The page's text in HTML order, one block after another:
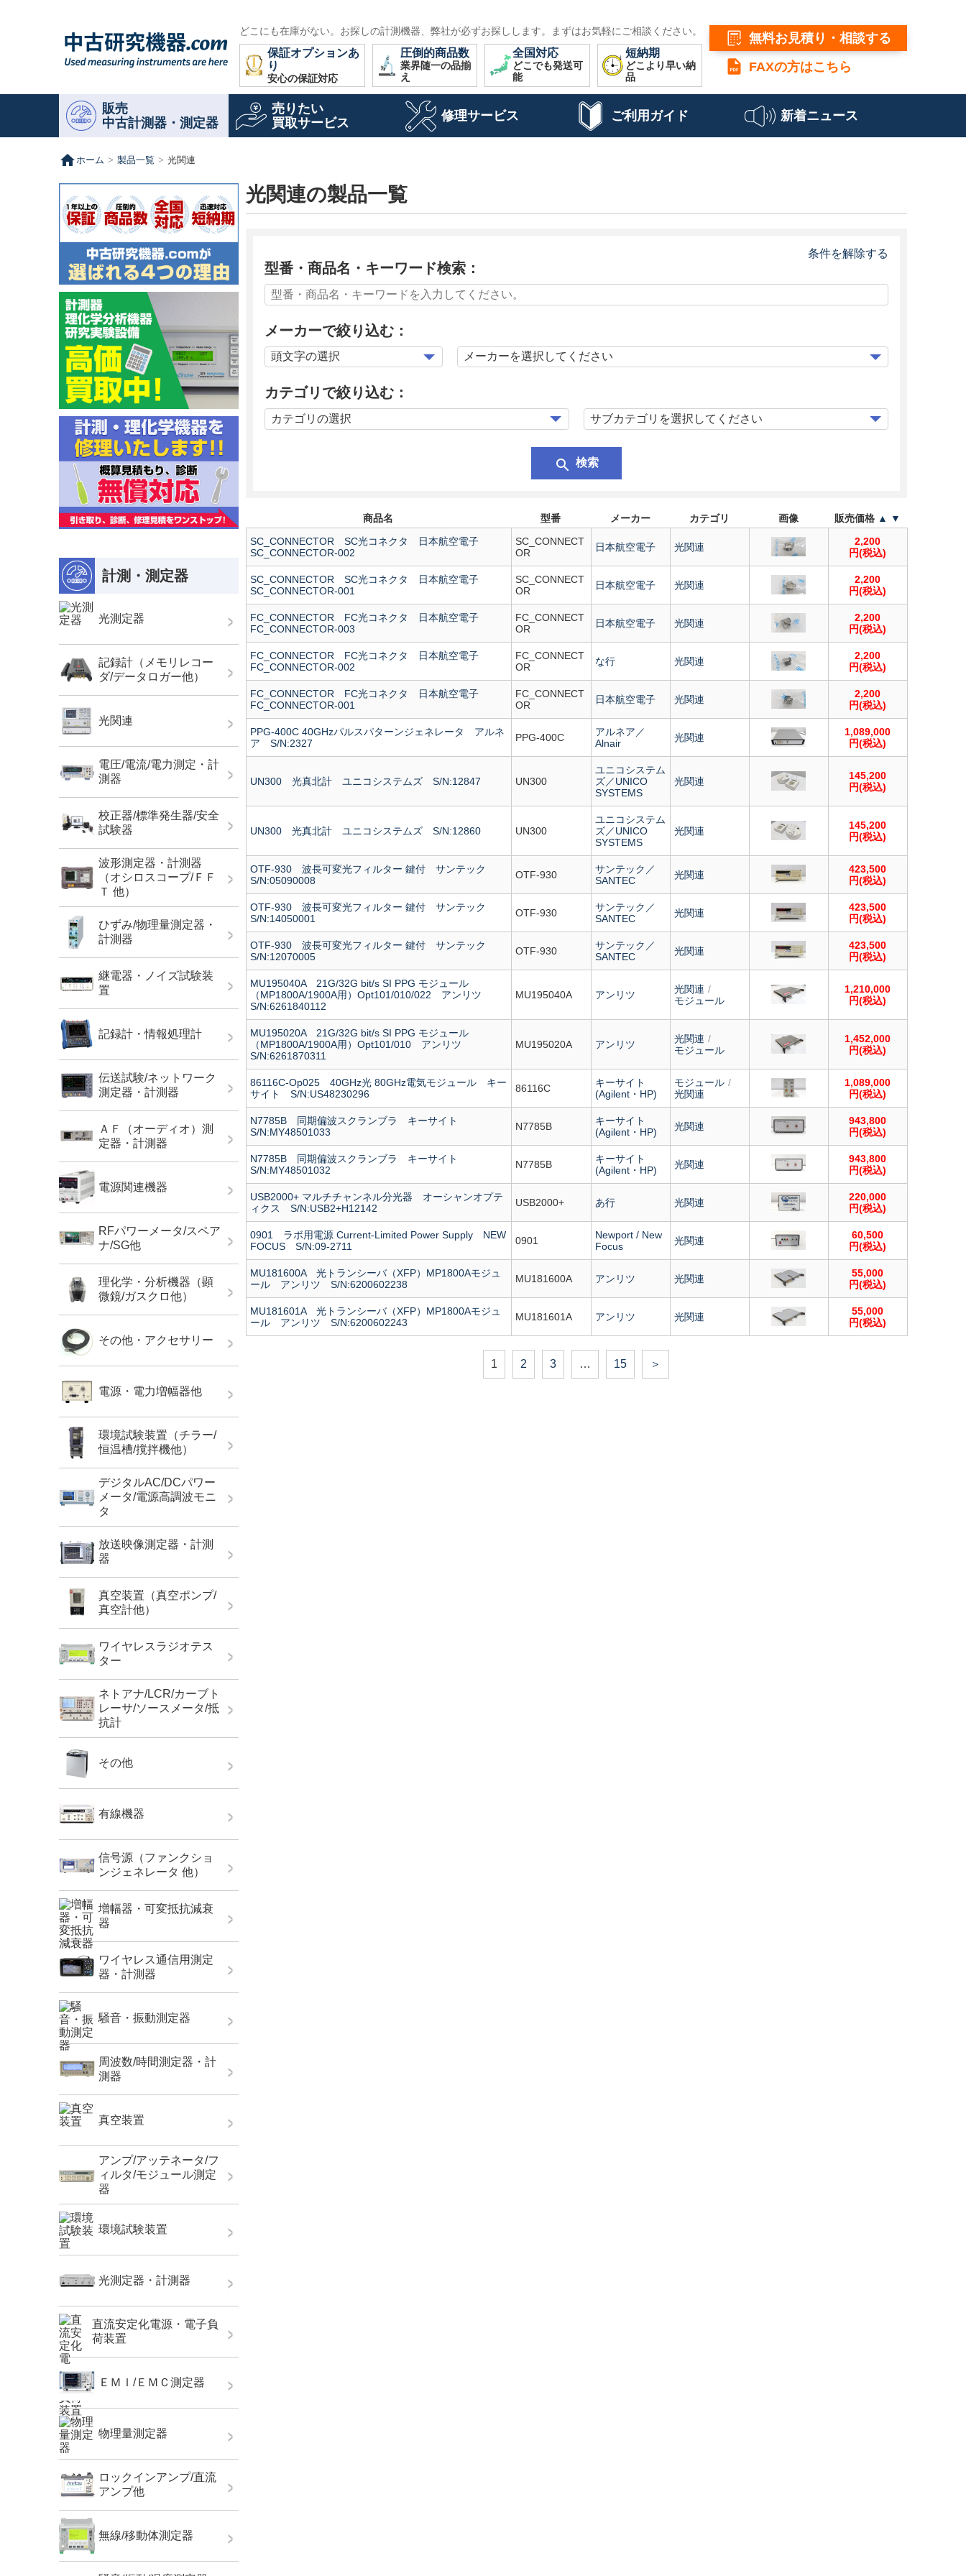
どこにも在庫がない。お探しの計測機器、弊社が必ずお探しします。まずはお気軽にご相談ください。
保証オプションあ
り
安心の保証対応
圧倒的商品数
業界随一の品揃
え
全国対応
どこでも発送可
能
短納期
どこより早い納
品
無料お見積り・相談する
FAXの方はこちら
販売
中古計測器・測定器
売りたい
買取サービス
修理サービス ご利用ガイド 新着ニュース
homeホーム 製品一覧 光関連
光関連の製品一覧
条件を解除する
型番・商品名・キーワード検索：
メーカーで絞り込む：
カテゴリで絞り込む：
search 検索
商品名 型番 メーカー カテゴリ 画像 販売価格 ▲
▼
SC_CONNECTOR SC光コネクタ 日本航空電子
SC_CONNECTOR-002
SC_CONNECT
OR
日本航空電子 光関連
2,200
円(税込)
SC_CONNECTOR SC光コネクタ 日本航空電子
SC_CONNECTOR-001
SC_CONNECT
OR
日本航空電子 光関連
2,200
円(税込)
FC_CONNECTOR FC光コネクタ 日本航空電子
FC_CONNECTOR-003
FC_CONNECT
OR
日本航空電子 光関連
2,200
円(税込)
FC_CONNECTOR FC光コネクタ 日本航空電子
FC_CONNECTOR-002
FC_CONNECT
OR
な行 光関連
2,200
円(税込)
FC_CONNECTOR FC光コネクタ 日本航空電子
FC_CONNECTOR-001
FC_CONNECT
OR
日本航空電子 光関連
2,200
円(税込)
PPG-400C 40GHzパルスパターンジェネレータ アルネ
ア S/N:2327
PPG-400C
アルネア／
Alnair
光関連
1,089,000
円(税込)
UN300 光真北計 ユニコシステムズ S/N:12847 UN300
ユニコシステム
ズ／UNICO
SYSTEMS
光関連
145,200
円(税込)
UN300 光真北計 ユニコシステムズ S/N:12860 UN300
ユニコシステム
ズ／UNICO
SYSTEMS
光関連
145,200
円(税込)
OTF-930 波長可変光フィルター 鍵付 サンテック
S/N:05090008
OTF-930
サンテック／
SANTEC
光関連
423,500
円(税込)
OTF-930 波長可変光フィルター 鍵付 サンテック
S/N:14050001
OTF-930
サンテック／
SANTEC
光関連
423,500
円(税込)
OTF-930 波長可変光フィルター 鍵付 サンテック
S/N:12070005
OTF-930
サンテック／
SANTEC
光関連
423,500
円(税込)
MU195040A 21G/32G bit/s SI PPG モジュール
（MP1800A/1900A用）Opt101/010/022 アンリツ
S/N:6261840112
MU195040A アンリツ
光関連
モジュール
1,210,000
円(税込)
MU195020A 21G/32G bit/s SI PPG モジュール
（MP1800A/1900A用）Opt101/010 アンリツ
S/N:6261870311
MU195020A アンリツ
光関連
モジュール
1,452,000
円(税込)
86116C-Op025 40GHz光 80GHz電気モジュール キー
サイト S/N:US48230296
86116C
キーサイト
(Agilent・HP)
モジュール
光関連
1,089,000
円(税込)
N7785B 同期偏波スクランブラ キーサイト
S/N:MY48501033
N7785B
キーサイト
(Agilent・HP)
光関連
943,800
円(税込)
N7785B 同期偏波スクランブラ キーサイト
S/N:MY48501032
N7785B
キーサイト
(Agilent・HP)
光関連
943,800
円(税込)
USB2000+ マルチチャンネル分光器 オーシャンオプテ
ィクス S/N:USB2+H12142
USB2000+ あ行 光関連
220,000
円(税込)
0901 ラボ用電源 Current-Limited Power Supply NEW
FOCUS S/N:09-2711
0901
Newport / New
Focus
光関連
60,500
円(税込)
MU181600A 光トランシーバ（XFP）MP1800Aモジュ
ール アンリツ S/N:6200602238
MU181600A アンリツ 光関連
55,000
円(税込)
MU181601A 光トランシーバ（XFP）MP1800Aモジュ
ール アンリツ S/N:6200602243
MU181601A アンリツ 光関連
55,000
円(税込)
1 2 3 … 15 ＞
計測・測定器
光測定器
記録計（メモリレコー
ダ/データロガー他）
光関連
電圧/電流/電力測定・計
測器
校正器/標準発生器/安全
試験器
波形測定器・計測器
（オシロスコープ/ＦＦ
Ｔ 他）
ひずみ/物理量測定器・
計測器
継電器・ノイズ試験装
置
記録計・情報処理計
伝送試験/ネットワーク
測定器・計測器
ＡＦ（オーディオ）測
定器・計測器
電源関連機器
RFパワーメータ/スペア
ナ/SG他
理化学・分析機器（顕
微鏡/ガスクロ他）
その他・アクセサリー
電源・電力増幅器他
環境試験装置（チラー/
恒温槽/撹拌機他）
デジタルAC/DCパワー
メータ/電源高調波モニ
タ
放送映像測定器・計測
器
真空装置（真空ポンプ/
真空計他）
ワイヤレスラジオテス
ター
ネトアナ/LCR/カーブト
レーサ/ソースメータ/抵
抗計
その他
有線機器
信号源（ファンクショ
ンジェネレータ 他）
増幅器・可変抵抗減衰
器
ワイヤレス通信用測定
器・計測器
騒音・振動測定器
周波数/時間測定器・計
測器
真空装置
アンプ/アッテネータ/フ
ィルタ/モジュール測定
器
環境試験装置
光測定器・計測器
直流安定化電源・電子負
荷装置
ＥＭＩ/ＥＭＣ測定器
物理量測定器
ロックインアンプ/直流
アンプ他
無線/移動体測定器